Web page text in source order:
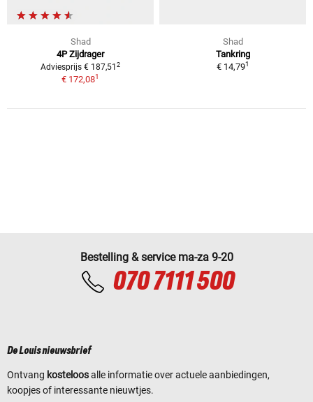
Shad
4P Zijdrager
Adviesprijs € 187,51 2
€ 172,081
Shad
Tankring
€ 14,791
Bestelling & service ma-za 9-20
070 7111 500
De Louis nieuwsbrief
Ontvang kosteloosalle informatie over actuele aanbiedingen,
koopjes of interessante nieuwtjes.